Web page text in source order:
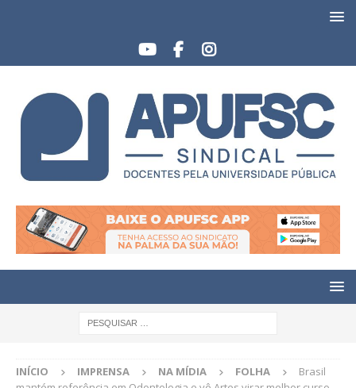
INÍCIO IMPRENSA NA MÍDIA FOLHA
Brasil